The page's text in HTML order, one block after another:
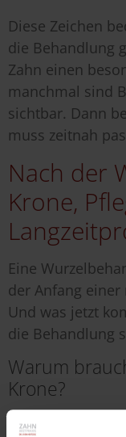
Diese Zeichen
die Behandlung
Zahn einen
manchmal sind
sichtbar. Dann
muss zeitnah
Nach der
Krone,
Eine
der Anfang einer
Und was jetzt
die Behandlung
Warum
Krone?
Ein Zahn, aus